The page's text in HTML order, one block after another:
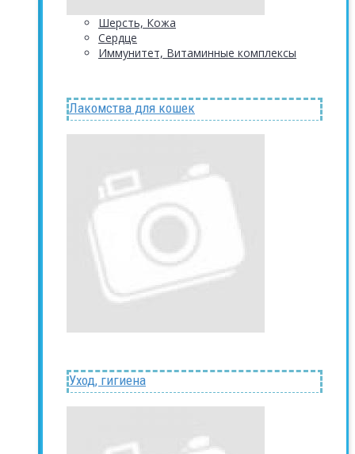
Шерсть, Кожа
Сердце
Иммунитет, Витаминные комплексы
Лакомства для кошек
Уход, гигиена